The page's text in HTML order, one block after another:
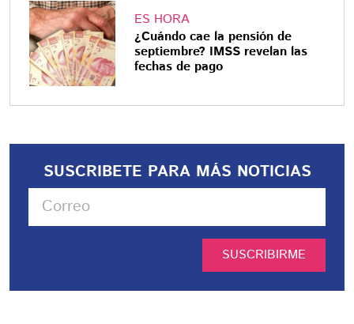
ES HORA
¿Cuándo cae la pensión de
septiembre? IMSS revelan las
fechas de pago
SUSCRIBETE PARA MÁS NOTICIAS
SUSCRIBIRME